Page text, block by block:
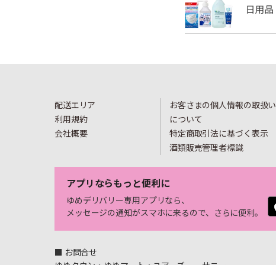
配送エリア
利用規約
会社概要
お客さまの個人情報の取扱い
について
特定商取引法に基づく表示
酒類販売管理者標識
アプリならもっと便利に
ゆめデリバリー専用アプリなら、
メッセージの通知がスマホに来るので、さらに便利。
■ お問合せ